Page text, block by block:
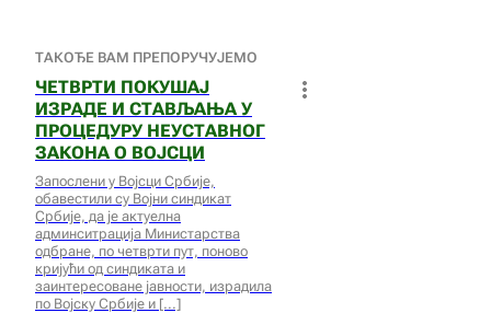
ТАКОЂЕ ВАМ ПРЕПОРУЧУЈЕМО
ЧЕТВРТИ ПОКУШАЈ
ИЗРАДЕ И СТАВЉАЊА У
ПРОЦЕДУРУ НЕУСТАВНОГ
ЗАКОНА О ВОЈСЦИ
Запослени у Војсци Србије,
обавестили су Војни синдикат
Србије, да је актуелна
админситрација Министарства
одбране, по четврти пут, поново
кријући од синдиката и
заинтересоване јавности, израдила
по Војску Србије и